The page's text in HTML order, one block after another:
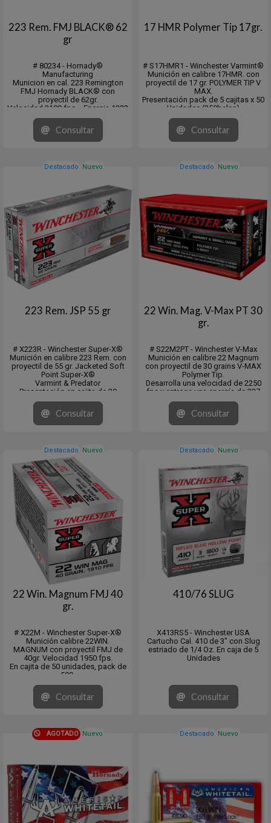
223 Rem. FMJ BLACK® 62
gr
# 80234 - Hornady®
Manufacturing
Municion en cal. 223 Remington
FMJ Hornady BLACK® con
proyectil de 62gr.
Velocidad 3100 fps. - Energia 1323
ft/lb
DS = .177 / .274 (G1)
Varmint < 50 lbs
Target/Match
Consultar
17 HMR Polymer Tip 17gr.
# S17HMR1 - Winchester Varmint®
Munición en calibre 17HMR. con
proyectil de 17 gr. POLYMER TIP V
MAX.
Presentación pack de 5 cajitas x 50
Unidades (250balas)
Venta mínima 5x50 o múltiplos.
Consultar
Destacado Nuevo
223 Rem. JSP 55 gr
# X223R - Winchester Super-X®
Munición en calibre 223 Rem. con
proyectil de 55 gr. Jacketed Soft
Point Super-X®
Varmint & Predator
Presentación en cajita de 20
Unidades. Master de 200.
Consultar
Destacado Nuevo
22 Win. Mag. V-Max PT 30
gr.
# S22M2PT - Winchester V-Max
Munición en calibre 22 Magnum
con proyectil de 30 grains V-MAX
Polymer Tip.
Desarrolla una velocidad de 2250
fps y entrega una energía de 337
lbs.
Presentacion en cajita de 50
unidades y Master Pack de 1.000.
Venta minima 10 x 50.
Consultar
Destacado Nuevo
22 Win. Magnum FMJ 40
gr.
# X22M - Winchester Super-X®
Munición calibre 22WIN.
MAGNUM con proyectil FMJ de
40gr. Velocidad 1950 fps.
En cajita de 50 unidades, pack de
500.
Venta mínima 10x50 o múltiplos.
Consultar
Destacado Nuevo
410/76 SLUG
X413RS5 - Winchester USA
Cartucho Cal. 410 de 3" con Slug
estriado de 1/4 Oz. En caja de 5
Unidades
Consultar
AGOTADO Nuevo Destacado Nuevo